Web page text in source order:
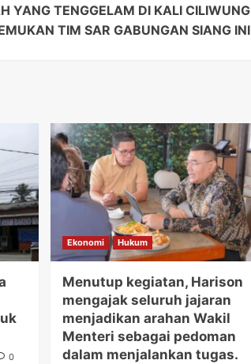
YANG TENGGELAM DI KALI CILIWUNG
TIM SAR GABUNGAN SIANG INI
0
Ekonomi Hukum
Menutup kegiatan, Harison
mengajak seluruh jajaran
menjadikan arahan Wakil
Menteri sebagai pedoman
dalam menjalankan tugas.